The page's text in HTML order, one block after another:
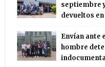
septiembre
devueltos
Envían ante
hombre